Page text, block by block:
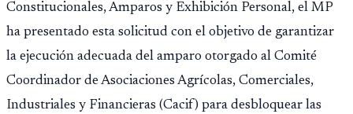
Constitucionales, Amparos y Exhibición Personal, el MP
ha presentado esta solicitud con el objetivo de garantizar
la ejecución adecuada del amparo otorgado al Comité
Coordinador de Asociaciones Agrícolas, Comerciales,
Industriales y Financieras (Cacif) para desbloquear las